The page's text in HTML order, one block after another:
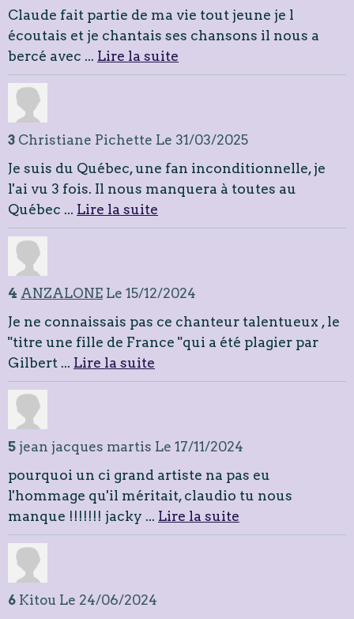
Claude fait partie de ma vie tout jeune je l
écoutais et je chantais ses chansons il nous a
bercé avec ... Lire la suite
3 Christiane Pichette Le 31/03/2025
Je suis du Québec, une fan inconditionnelle, je
l'ai vu 3 fois. Il nous manquera à toutes au
Québec ... Lire la suite
4 ANZALONE Le 15/12/2024
Je ne connaissais pas ce chanteur talentueux , le
"titre une fille de France "qui a été plagier par
Gilbert ... Lire la suite
5 jean jacques martis Le 17/11/2024
pourquoi un ci grand artiste na pas eu
l'hommage qu'il méritait, claudio tu nous
manque !!!!!!! jacky ... Lire la suite
6 Kitou Le 24/06/2024